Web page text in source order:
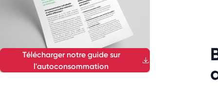
Télécharger notre guide sur
l'autoconsommation